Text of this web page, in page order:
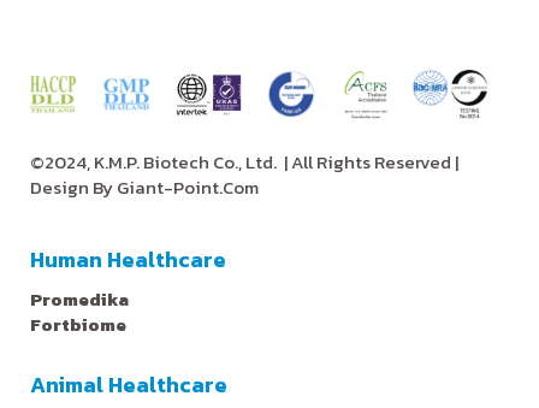
©2024, K.M.P. Biotech Co., Ltd. | All Rights Reserved |
Design ByGiant-Point.Com
Human Healthcare
Promedika
Fortbiome
Animal Healthcare